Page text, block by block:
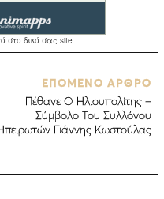
ΕΠΟΜΕΝΟ ΑΡΘΡΟ
Πέθανε Ο Ηλιουπολίτης –
Σύμβολο Του Συλλόγου
Γιάννης Κωστούλας